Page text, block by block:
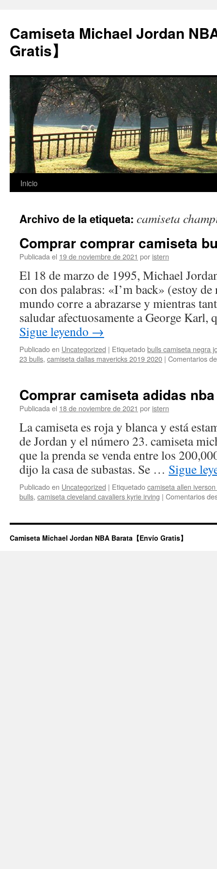
Camiseta Michael Jordan
Gratis】
Saltar
contenido
Inicio
Archivo de la etiqueta: camiseta
Comprar comprar camiseta
Publicada el 19 de noviembre de 2021 por istern
El 18 de marzo de 1995, Michael
con dos palabras: «I’m back» (estoy
mundo corre a abrazarse y mientras
saludar afectuosamente a George
Sigue leyendo →
Publicado en Uncategorized | Etiquetadobulls camiseta negra
23 bulls, camiseta dallas mavericks 2019 2020 | Comentarios
Comprar camiseta adidas
Publicada el 18 de noviembre de 2021 por istern
La camiseta es roja y blanca y está
de Jordan y el número 23. camiseta
que la prenda se venda entre los
dijo la casa de subastas. Se … Sigue
Publicado en Uncategorized | Etiquetadocamiseta allen
bulls, camiseta cleveland cavaliers kyrie irving | Comentarios
Camiseta Michael Jordan NBA Barata【Envío Gratis】